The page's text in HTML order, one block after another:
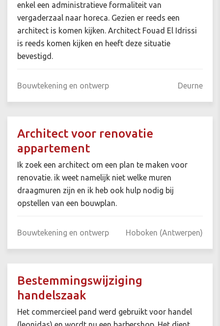
enkel een administratieve formaliteit van
vergaderzaal naar horeca. Gezien er reeds een
architect is komen kijken. Architect Fouad El Idrissi
is reeds komen kijken en heeft deze situatie
bevestigd.
Bouwtekening en ontwerp Deurne
Architect voor renovatie
appartement
Ik zoek een architect om een plan te maken voor
renovatie. ik weet namelijk niet welke muren
draagmuren zijn en ik heb ook hulp nodig bij
opstellen van een bouwplan.
Bouwtekening en ontwerp Hoboken (Antwerpen)
Bestemmingswijziging
handelszaak
Het commercieel pand werd gebruikt voor handel